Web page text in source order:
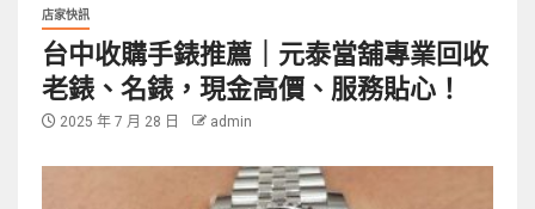
店家快訊
台中收購手錶推薦｜元泰當舖專業回收
老錶、名錶，現金高價、服務貼心！
2025 年 7 月 28 日 admin